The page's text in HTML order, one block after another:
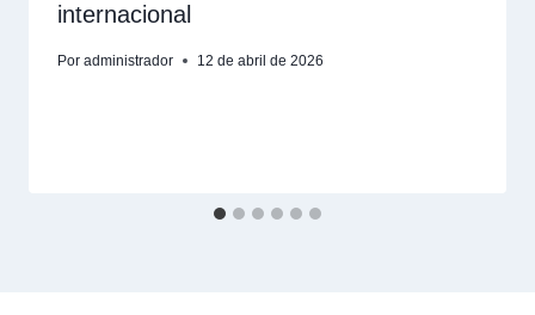
internacional
Por administrador 12 de abril de 2026